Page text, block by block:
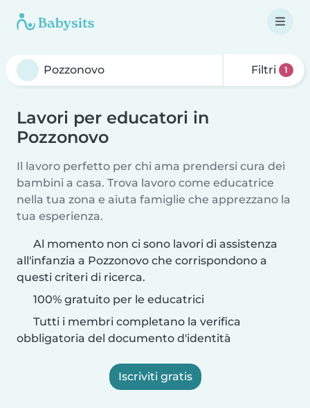
Filtri 1
Lavori per educatori in
Pozzonovo
Il lavoro perfetto per chi ama prendersi cura dei
bambini a casa. Trova lavoro come educatrice
nella tua zona e aiuta famiglie che apprezzano la
tua esperienza.
Al momento non ci sono lavori di assistenza
all'infanzia a Pozzonovo che corrispondono a
questi criteri di ricerca.
100% gratuito per le educatrici
Tutti i membri completano la verifica
obbligatoria del documento d'identità
Iscriviti gratis